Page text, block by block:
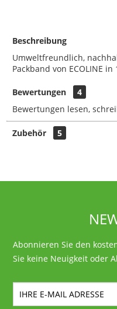
Beschreibung
Umweltfreundlich,
Packband von ECOLINE in
Bewertungen
4
Bewertungen lesen,
Zubehör 5
Abonnieren Sie den
Sie keine Neuigkeit oder